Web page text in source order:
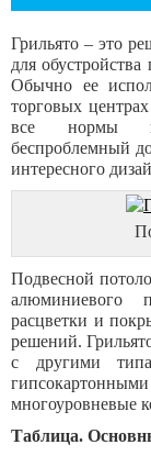
Грильято – это
для
Обычно ее
торговых
все нормы
беспроблемный
интересного
Подвесной
алюминиевого
расцветки и
решений.
с другими
многоуровневые
Таблица.